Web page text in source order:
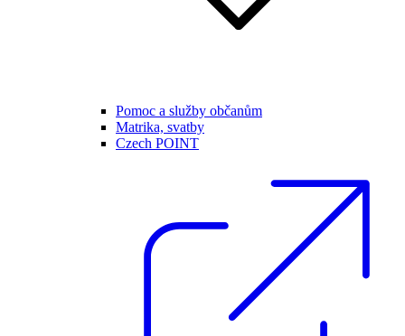
Pomoc a služby občanům
Matrika, svatby
Czech POINT